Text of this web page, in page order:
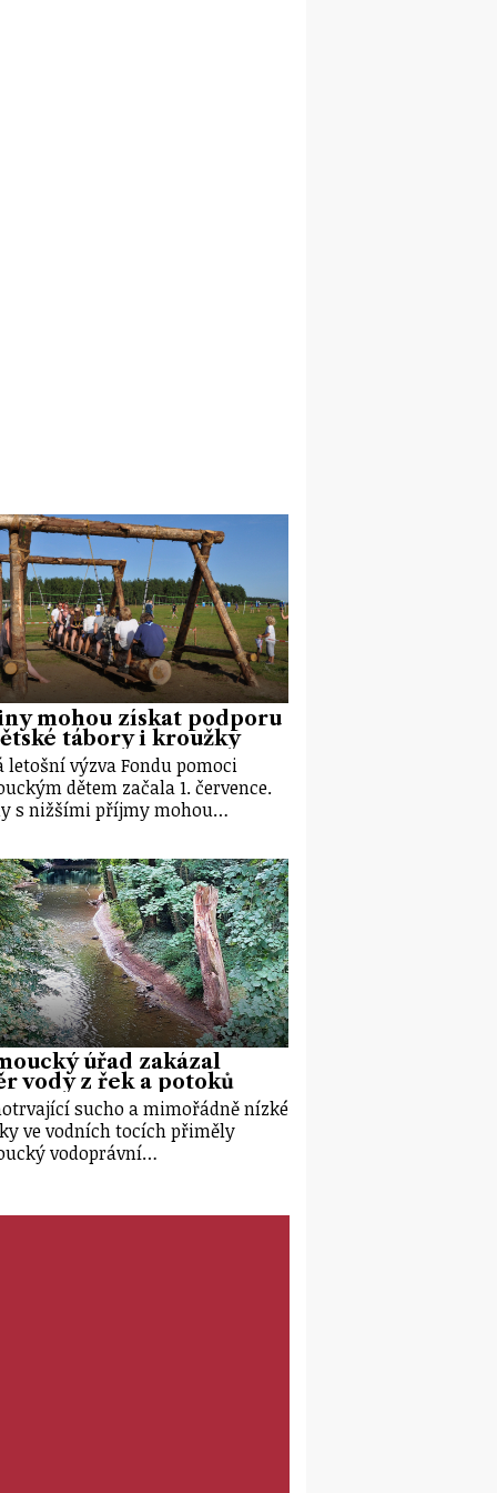
mohou získat podporu
tábory i kroužky
letošní výzva Fondu pomoci
dětem začala 1. července.
s nižšími příjmy mohou…
úřad zakázal
vody z řek a potoků
sucho a mimořádně nízké
ve vodních tocích přiměly
vodoprávní…